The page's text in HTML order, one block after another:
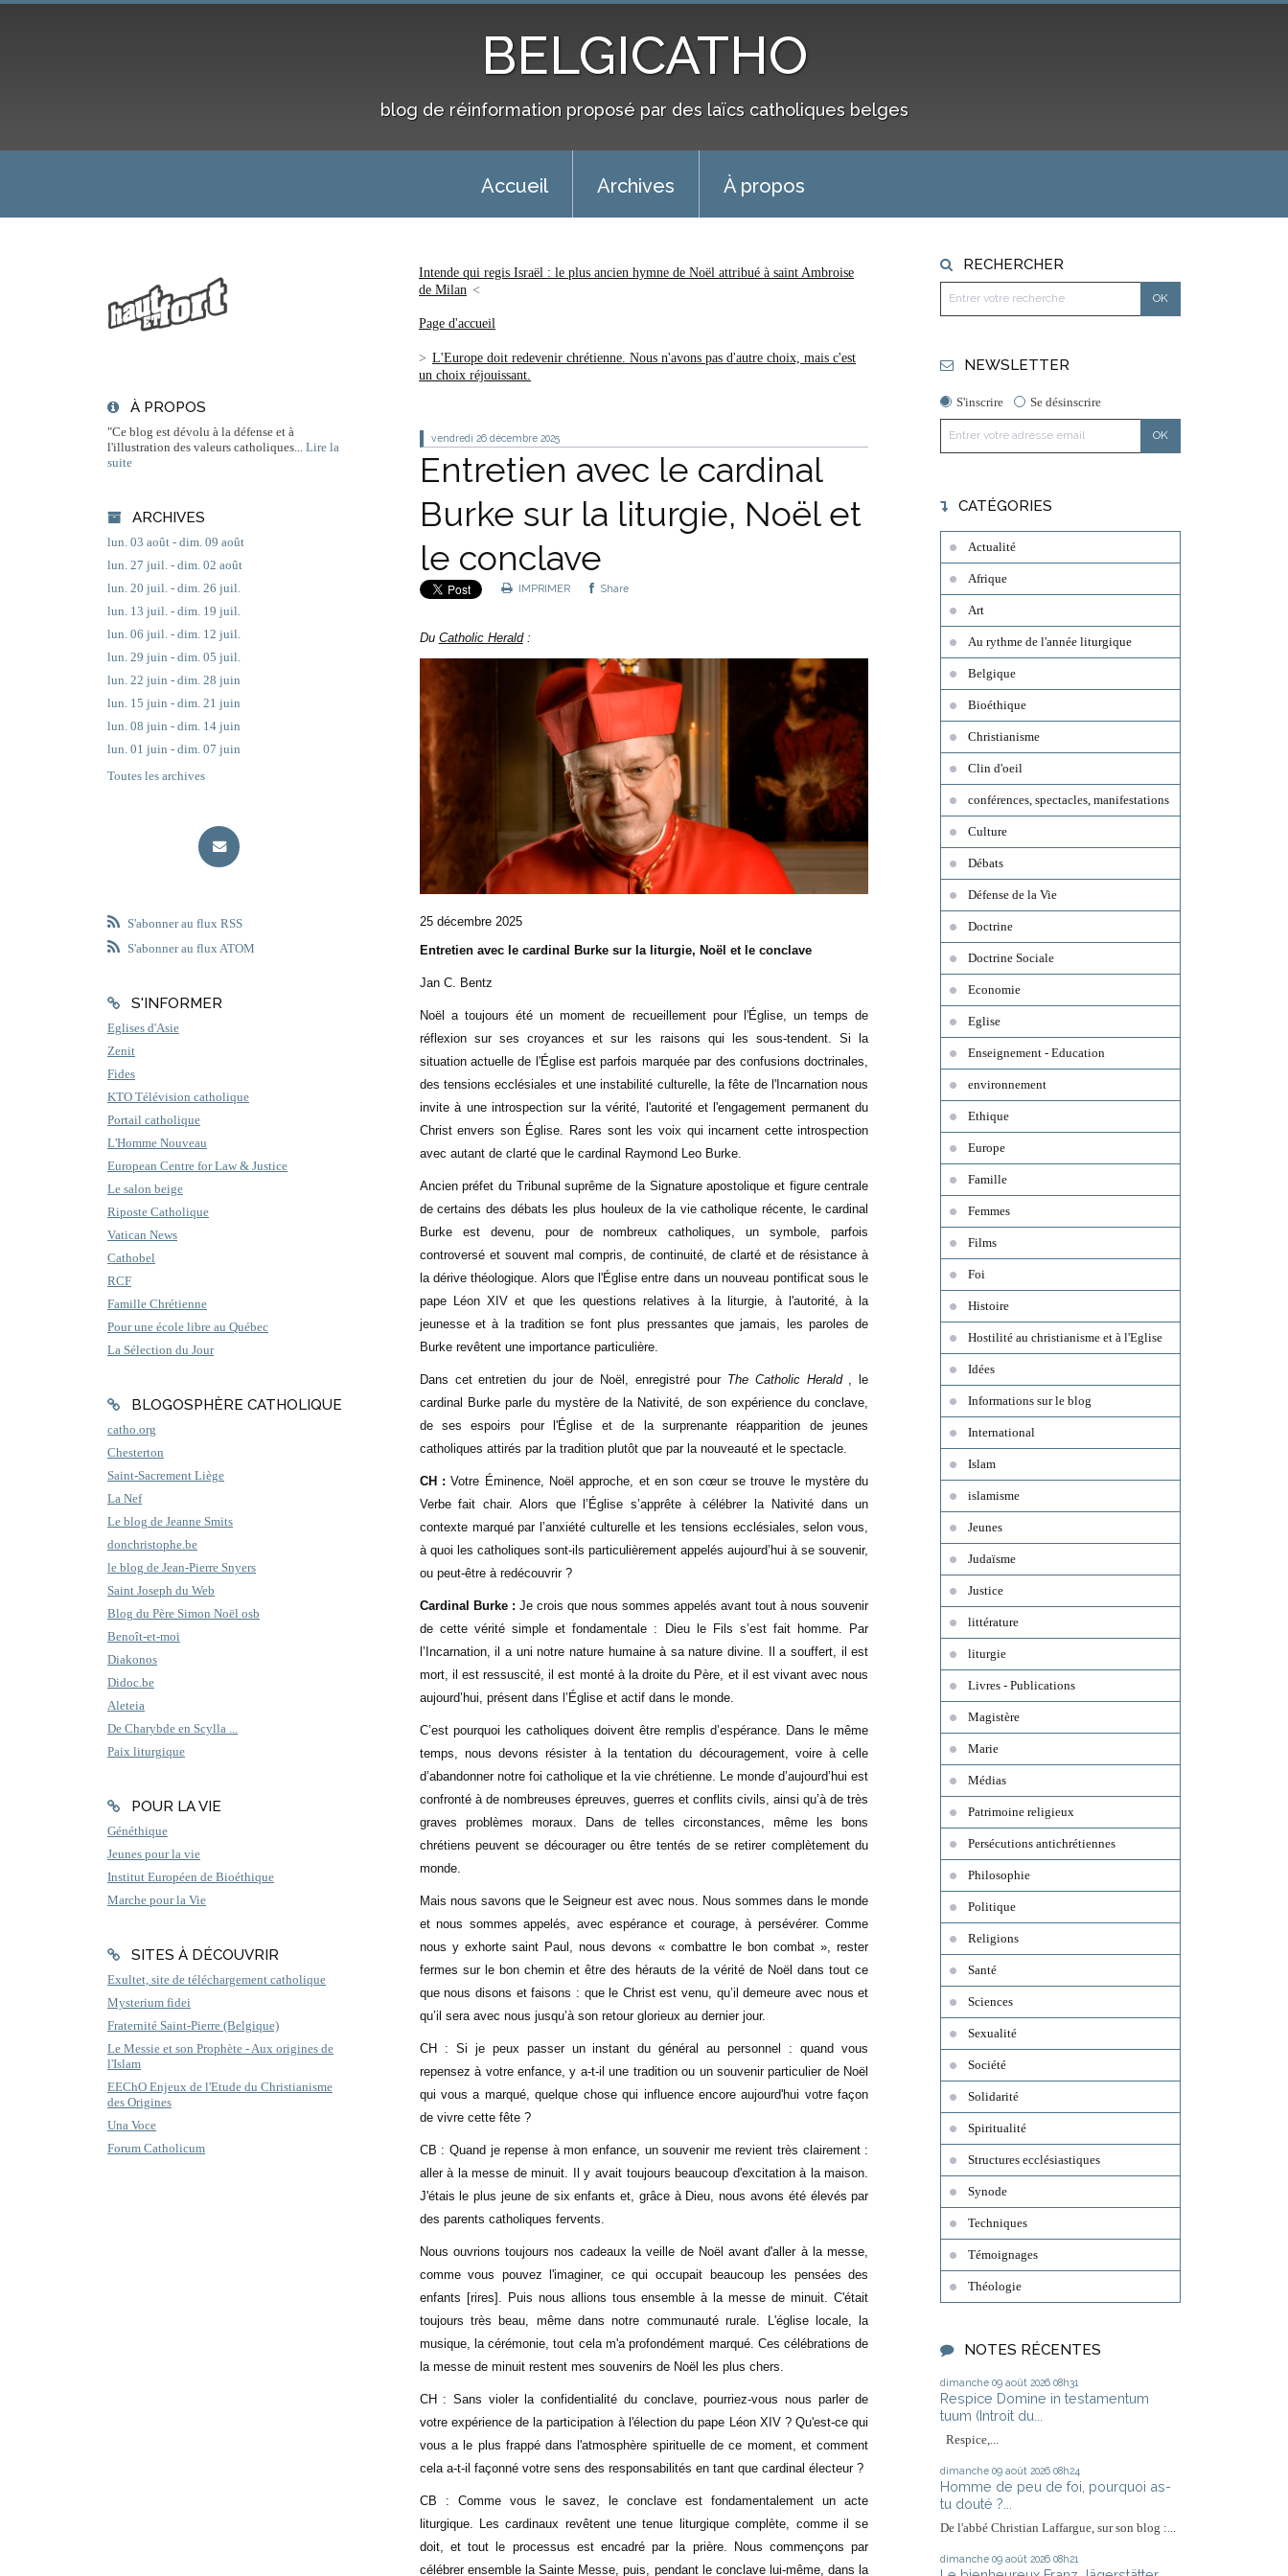
BELGICATHO
blog de réinformation proposé par des laïcs catholiques belges
Accueil Archives À propos
À PROPOS
"Ce blog est dévolu à la défense et à
l'illustration des valeurs catholiques...
Lire la
suite
ARCHIVES
lun. 03 août - dim. 09 août
lun. 27 juil. - dim. 02 août
lun. 20 juil. - dim. 26 juil.
lun. 13 juil. - dim. 19 juil.
lun. 06 juil. - dim. 12 juil.
lun. 29 juin - dim. 05 juil.
lun. 22 juin - dim. 28 juin
lun. 15 juin - dim. 21 juin
lun. 08 juin - dim. 14 juin
lun. 01 juin - dim. 07 juin
Toutes les archives
S'abonner au flux RSS
S'abonner au flux ATOM
S'INFORMER
Eglises d'Asie
Zenit
Fides
KTO Télévision catholique
Portail catholique
L'Homme Nouveau
European Centre for Law & Justice
Le salon beige
Riposte Catholique
Vatican News
Cathobel
RCF
Famille Chrétienne
Pour une école libre au Québec
La Sélection du Jour
BLOGOSPHÈRE CATHOLIQUE
catho.org
Chesterton
Saint-Sacrement Liège
La Nef
Le blog de Jeanne Smits
donchristophe.be
le blog de Jean-Pierre Snyers
Saint Joseph du Web
Blog du Père Simon Noël osb
Benoît-et-moi
Diakonos
Didoc.be
Aleteia
De Charybde en Scylla ...
Paix liturgique
POUR LA VIE
Généthique
Jeunes pour la vie
Institut Européen de Bioéthique
Marche pour la Vie
SITES À DÉCOUVRIR
Exultet, site de téléchargement catholique
Mysterium fidei
Fraternité Saint-Pierre (Belgique)
Le Messie et son Prophète - Aux origines de
l'Islam
EEChO Enjeux de l'Etude du Christianisme
des Origines
Una Voce
Forum Catholicum
Intende qui regis Israël : le plus ancien hymne de Noël attribué à saint Ambroise
de Milan
Page d'accueil
L'Europe doit redevenir chrétienne. Nous n'avons pas d'autre choix, mais c'est
un choix réjouissant.
vendredi 26 décembre 2025
Entretien avec le cardinal
Burke sur la liturgie, Noël et
le conclave
IMPRIMER Share
Du Catholic Herald:
25 décembre 2025
Entretien avec le cardinal Burke sur la liturgie, Noël et le conclave
Jan C. Bentz
Noël a toujours été un moment de recueillement pour l'Église, un temps de
réflexion sur ses croyances et sur les raisons qui les sous-tendent. Si la
situation actuelle de l'Église est parfois marquée par des confusions doctrinales,
des tensions ecclésiales et une instabilité culturelle, la fête de l'Incarnation nous
invite à une introspection sur la vérité, l'autorité et l'engagement permanent du
Christ envers son Église. Rares sont les voix qui incarnent cette introspection
avec autant de clarté que le cardinal Raymond Leo Burke.
Ancien préfet du Tribunal suprême de la Signature apostolique et figure centrale
de certains des débats les plus houleux de la vie catholique récente, le cardinal
Burke est devenu, pour de nombreux catholiques, un symbole, parfois
controversé et souvent mal compris, de continuité, de clarté et de résistance à
la dérive théologique. Alors que l'Église entre dans un nouveau pontificat sous le
pape Léon XIV et que les questions relatives à la liturgie, à l'autorité, à la
jeunesse et à la tradition se font plus pressantes que jamais, les paroles de
Burke revêtent une importance particulière.
Dans cet entretien du jour de Noël, enregistré pour The Catholic Herald, le
cardinal Burke parle du mystère de la Nativité, de son expérience du conclave,
de ses espoirs pour l'Église et de la surprenante réapparition de jeunes
catholiques attirés par la tradition plutôt que par la nouveauté et le spectacle.
CH : Votre Éminence, Noël approche, et en son cœur se trouve le mystère du
Verbe fait chair. Alors que l’Église s’apprête à célébrer la Nativité dans un
contexte marqué par l’anxiété culturelle et les tensions ecclésiales, selon vous,
à quoi les catholiques sont-ils particulièrement appelés aujourd’hui à se souvenir,
ou peut-être à redécouvrir ?
Cardinal Burke : Je crois que nous sommes appelés avant tout à nous souvenir
de cette vérité simple et fondamentale : Dieu le Fils s’est fait homme. Par
l’Incarnation, il a uni notre nature humaine à sa nature divine. Il a souffert, il est
mort, il est ressuscité, il est monté à la droite du Père, et il est vivant avec nous
aujourd’hui, présent dans l’Église et actif dans le monde.
C’est pourquoi les catholiques doivent être remplis d’espérance. Dans le même
temps, nous devons résister à la tentation du découragement, voire à celle
d’abandonner notre foi catholique et la vie chrétienne. Le monde d’aujourd’hui est
confronté à de nombreuses épreuves, guerres et conflits civils, ainsi qu’à de très
graves problèmes moraux. Dans de telles circonstances, même les bons
chrétiens peuvent se décourager ou être tentés de se retirer complètement du
monde.
Mais nous savons que le Seigneur est avec nous. Nous sommes dans le monde
et nous sommes appelés, avec espérance et courage, à persévérer. Comme
nous y exhorte saint Paul, nous devons « combattre le bon combat », rester
fermes sur le bon chemin et être des hérauts de la vérité de Noël dans tout ce
que nous disons et faisons : que le Christ est venu, qu’il demeure avec nous et
qu’il sera avec nous jusqu’à son retour glorieux au dernier jour.
CH : Si je peux passer un instant du général au personnel : quand vous
repensez à votre enfance, y a-t-il une tradition ou un souvenir particulier de Noël
qui vous a marqué, quelque chose qui influence encore aujourd'hui votre façon
de vivre cette fête ?
CB : Quand je repense à mon enfance, un souvenir me revient très clairement :
aller à la messe de minuit. Il y avait toujours beaucoup d'excitation à la maison.
J'étais le plus jeune de six enfants et, grâce à Dieu, nous avons été élevés par
des parents catholiques fervents.
Nous ouvrions toujours nos cadeaux la veille de Noël avant d'aller à la messe,
comme vous pouvez l'imaginer, ce qui occupait beaucoup les pensées des
enfants [rires]. Puis nous allions tous ensemble à la messe de minuit. C'était
toujours très beau, même dans notre communauté rurale. L'église locale, la
musique, la cérémonie, tout cela m'a profondément marqué. Ces célébrations de
la messe de minuit restent mes souvenirs de Noël les plus chers.
CH : Sans violer la confidentialité du conclave, pourriez-vous nous parler de
votre expérience de la participation à l'élection du pape Léon XIV ? Qu'est-ce qui
vous a le plus frappé dans l'atmosphère spirituelle de ce moment, et comment
cela a-t-il façonné votre sens des responsabilités en tant que cardinal électeur ?
CB : Comme vous le savez, le conclave est fondamentalement un acte
liturgique. Les cardinaux revêtent une tenue liturgique complète, comme il se
doit, et tout le processus est encadré par la prière. Nous commençons par
célébrer ensemble la Sainte Messe, puis, pendant le conclave lui-même, dans la
RECHERCHER
NEWSLETTER
S'inscrire Se désinscrire
CATÉGORIES
Actualité
Afrique
Art
Au rythme de l'année liturgique
Belgique
Bioéthique
Christianisme
Clin d'oeil
conférences, spectacles, manifestations
Culture
Débats
Défense de la Vie
Doctrine
Doctrine Sociale
Economie
Eglise
Enseignement - Education
environnement
Ethique
Europe
Famille
Femmes
Films
Foi
Histoire
Hostilité au christianisme et à l'Eglise
Idées
Informations sur le blog
International
Islam
islamisme
Jeunes
Judaïsme
Justice
littérature
liturgie
Livres - Publications
Magistère
Marie
Médias
Patrimoine religieux
Persécutions antichrétiennes
Philosophie
Politique
Religions
Santé
Sciences
Sexualité
Société
Solidarité
Spiritualité
Structures ecclésiastiques
Synode
Techniques
Témoignages
Théologie
NOTES RÉCENTES
dimanche 09 août 2026 08h31
Respice Domine in testamentum
tuum (Introit du...
Respice,...
dimanche 09 août 2026 08h24
Homme de peu de foi, pourquoi as-
tu douté ?...
De l'abbé Christian Laffargue, sur son blog :...
dimanche 09 août 2026 08h21